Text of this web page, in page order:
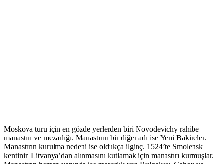
Moskova turu için en gözde yerlerden biri Novodevichy rahibe
manastırı ve mezarlığı. Manastırın bir diğer adı ise Yeni Bakireler.
Manastırın kurulma nedeni ise oldukça ilginç. 1524’te Smolensk
kentinin Litvanya’dan alınmasını kutlamak için manastırı kurmuşlar.